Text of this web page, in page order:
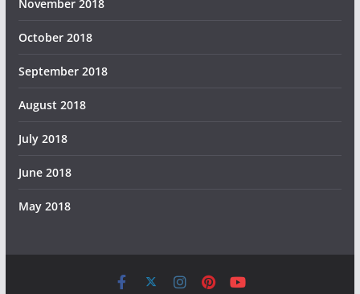
November 2018
October 2018
September 2018
August 2018
July 2018
June 2018
May 2018